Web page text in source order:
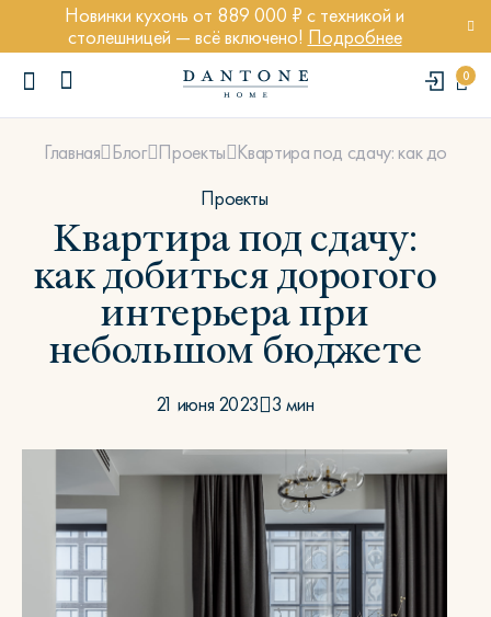
Новинки кухонь от 889 000 ₽ с техникой и
столешницей — всё включено! Подробнее
0
ПОПУЛЯРНЫЕ ЗАПРОСЫ
Диван Марсель
Кресло Энди
Textures
Главная Блог Проекты Квартира под сдачу: как
Проекты
Квартира под сдачу:
как добиться дорогого
интерьера при
небольшом бюджете
21 июня 2023 3 мин